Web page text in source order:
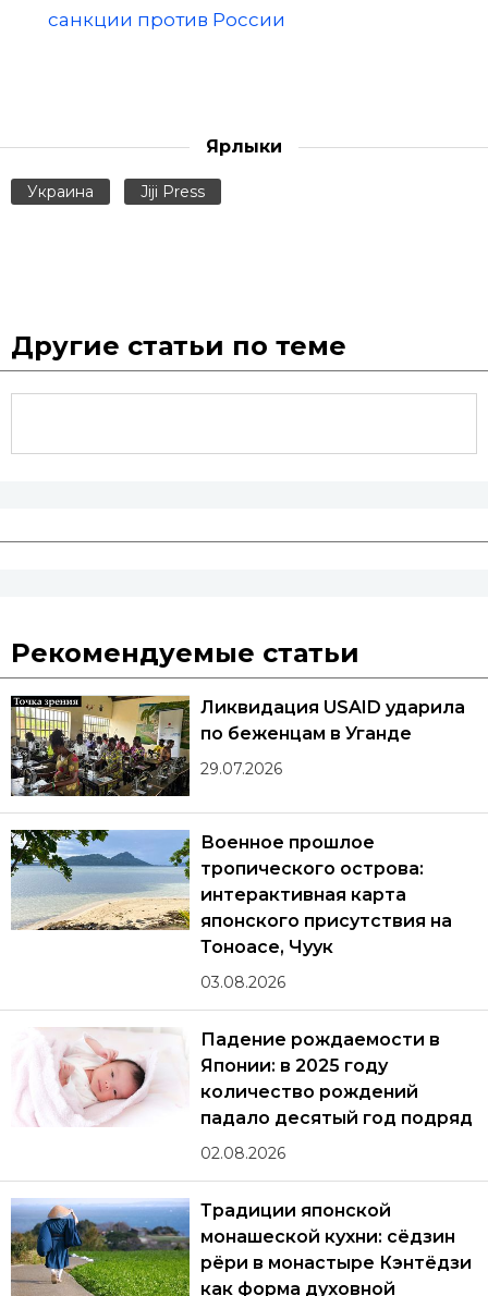
санкции против России
Ярлыки
Украина Jiji Press
Другие статьи по теме
Рекомендуемые статьи
Ликвидация USAID ударила
по беженцам в Уганде
29.07.2026
Военное прошлое
тропического острова:
интерактивная карта
японского присутствия на
Тоноасе, Чуук
03.08.2026
Падение рождаемости в
Японии: в 2025 году
количество рождений
падало десятый год подряд
02.08.2026
Традиции японской
монашеской кухни: сёдзин
рёри в монастыре Кэнтёдзи
как форма духовной